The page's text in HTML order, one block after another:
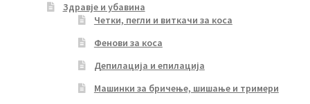
Здравје и убавина
Четки, пегли и виткачи за коса
Фенови за коса
Депилација и епилација
Машинки за бричење, шишање и тримери